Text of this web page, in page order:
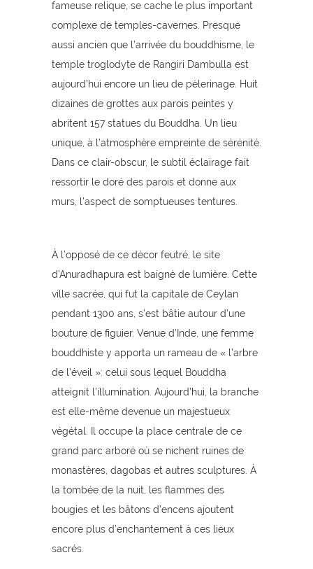
fameuse relique, se cache le plus important
complexe de temples-cavernes. Presque
aussi ancien que l’arrivée du bouddhisme, le
temple troglodyte de Rangiri Dambulla est
aujourd’hui encore un lieu de pèlerinage. Huit
dizaines de grottes aux parois peintes y
abritent 157 statues du Bouddha. Un lieu
unique, à l’atmosphère empreinte de sérénité.
Dans ce clair-obscur, le subtil éclairage fait
ressortir le doré des parois et donne aux
murs, l’aspect de somptueuses tentures.
À l’opposé de ce décor feutré, le site
d’Anuradhapura est baigné de lumière. Cette
ville sacrée, qui fut la capitale de Ceylan
pendant 1300 ans, s’est bâtie autour d’une
bouture de figuier. Venue d’Inde, une femme
bouddhiste y apporta un rameau de « l’arbre
de l’éveil »: celui sous lequel Bouddha
atteignit l’illumination. Aujourd’hui, la branche
est elle-même devenue un majestueux
végétal. Il occupe la place centrale de ce
grand parc arboré où se nichent ruines de
monastères, dagobas et autres sculptures. À
la tombée de la nuit, les flammes des
bougies et les bâtons d’encens ajoutent
encore plus d’enchantement à ces lieux
sacrés.